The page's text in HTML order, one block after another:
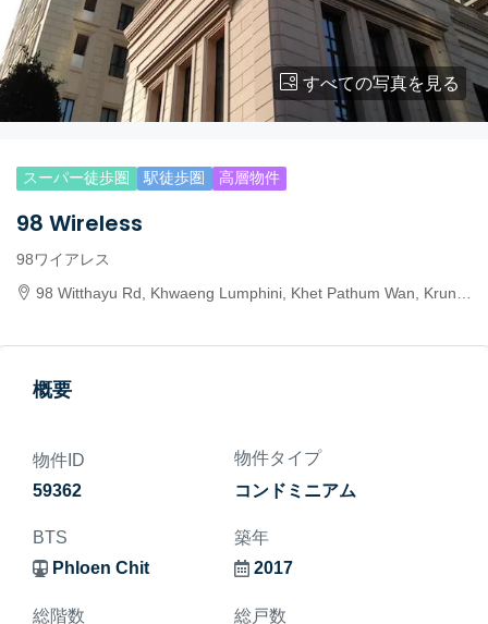
すべての写真を見る
スーパー徒歩圏 駅徒歩圏 高層物件
98 Wireless
98ワイアレス
98 Witthayu Rd, Khwaeng Lumphini, Khet Pathum Wan, Krung Thep Maha Nakhon 10330, Thailand
概要
物件ID
59362
物件タイプ
コンドミニアム
BTS
Phloen Chit
築年
2017
総階数
総戸数